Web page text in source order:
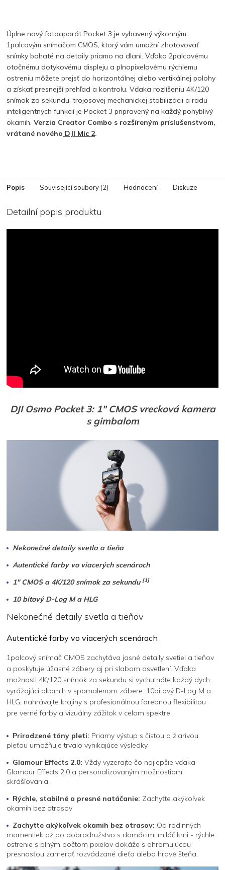
Úplne nový fotoaparát Pocket 3 je vybavený výkonným
1palcovým snímačom CMOS, ktorý vám umožní zhotovovať
snímky bohaté na detaily priamo na dlani. Vďaka 2palcovému
otočnému dotykovému displeju a plnopixelovému rýchlemu
ostreniu môžete prejsť do horizontálnej alebo vertikálnej polohy
a získať presnejší prehľad a kontrolu. Vďaka rozlíšeniu 4K/120
snímok za sekundu, trojosovej mechanickej stabilizácii a radu
inteligentných funkcií je Pocket 3 pripravený na každý pohyblivý
okamih. Verzia Creator Combo s rozšíreným príslušenstvom,
vrátané nového DJI Mic 2.
Popis Související soubory (2) Hodnocení Diskuze
Detailní popis produktu
DJI Osmo Pocket 3: 1″ CMOS vrecková kamera
s gimbalom
Nekonečné detaily svetla a tieňa
Autentické farby vo viacerých scenároch
1" CMOS a 4K/120 snímok za sekundu [1]
10 bitový D-Log M a HLG
Nekonečné detaily svetla a tieňov
Autentické farby vo viacerých scenároch
1palcový snímač CMOS zachytáva jasné detaily svetiel a tieňov
a poskytuje úžasné zábery aj pri slabom osvetlení. Vďaka
možnosti 4K/120 snímok za sekundu si vychutnáte každý dych
vyrážajúci okamih v spomalenom zábere. 10bitový D-Log M a
HLG, nahrávajte krajiny s profesionálnou farebnou flexibilitou
pre verné farby a vizuálny zážitok v celom spektre.
Prirodzené tóny pleti: Priamy výstup s čistou a žiarivou
pleťou umožňuje trvalo vynikajúce výsledky.
Glamour Effects 2.0: Vždy vyzerajte čo najlepšie vďaka
Glamour Effects 2.0 a personalizovaným možnostiam
skrášľovania.
Rýchle, stabilné a presné natáčanie: Zachyťte akýkoľvek
okamih bez otrasov
Zachyťte akýkoľvek okamih bez otrasov: Od rodinných
momentiek až po dobrodružstvo s domácimi miláčikmi - rýchle
ostrenie s plným počtom pixelov dokáže s ohromujúcou
presnosťou zamerať rozvádzané dieťa alebo hravé šteňa.